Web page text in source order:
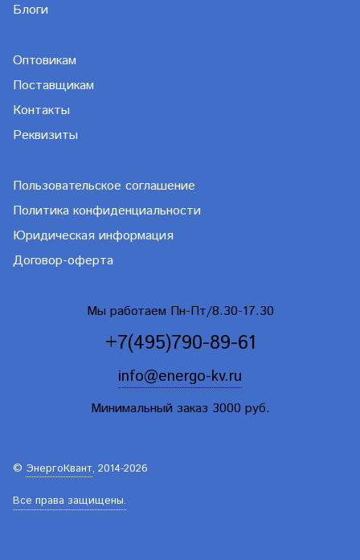
Блоги
Оптовикам
Поставщикам
Контакты
Реквизиты
Пользовательское соглашение
Политика конфиденциальности
Юридическая информация
Договор-оферта
Мы работаем Пн-Пт/8.30-17.30
+7(495)790-89-61
info@energo-kv.ru
Минимальный заказ 3000 руб.
© ЭнергоКвант, 2014-2026
Все права защищены.